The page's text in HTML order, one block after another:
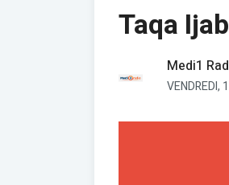
Taqa
Medi1
VENDREDI,